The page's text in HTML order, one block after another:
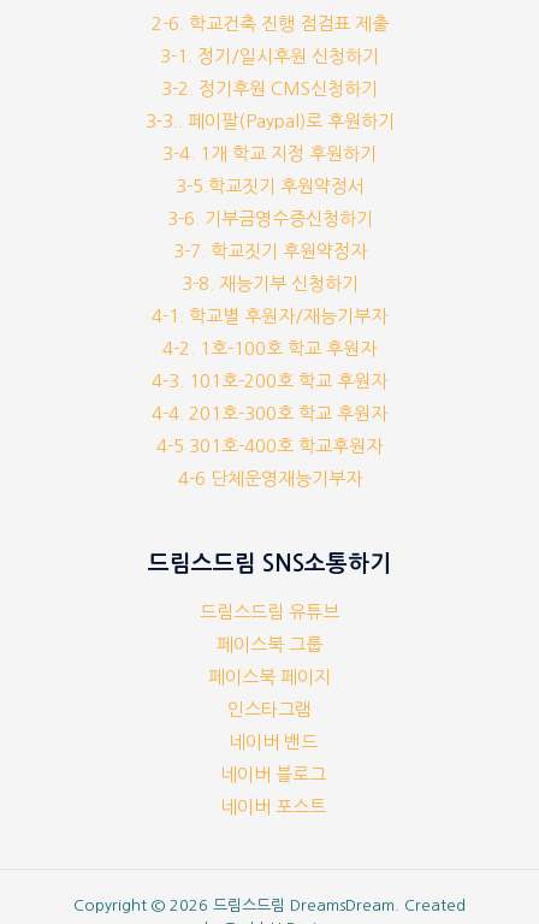
2-6. 학교건축 진행 점검표 제출
3-1. 정기/일시후원 신청하기
3-2. 정기후원 CMS신청하기
3-3.. 페이팔(Paypal)로 후원하기
3-4. 1개 학교 지정 후원하기
3-5.학교짓기 후원약정서
3-6. 기부금영수증신청하기
3-7. 학교짓기 후원약정자
3-8. 재능기부 신청하기
4-1. 학교별 후원자/재능기부자
4-2. 1호-100호 학교 후원자
4-3. 101호-200호 학교 후원자
4-4. 201호-300호 학교 후원자
4-5 301호-400호 학교후원자
4-6 단체운영재능기부자
드림스드림 SNS소통하기
드림스드림 유튜브
페이스북 그룹
페이스북 페이지
인스타그램
네이버 밴드
네이버 블로그
네이버 포스트
Copyright © 2026 드림스드림 DreamsDream. Created